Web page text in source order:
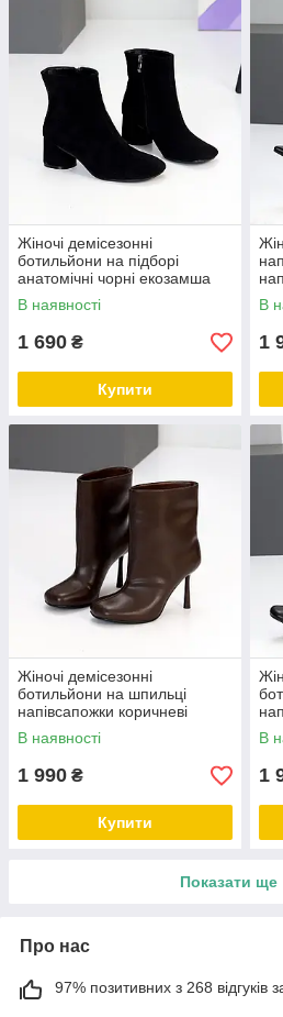
Жіночі демісезонні
ботильйони на підборі
анатомічні чорні екозамша
В наявності
1 690 ₴
Купити
В
1
Жіночі демісезонні
ботильйони на шпильці
напівсапожки коричневі
екошкіра
В наявності
1 990 ₴
Купити
В
1
Показати ще
Про нас
97% позитивних з 268 відгуків